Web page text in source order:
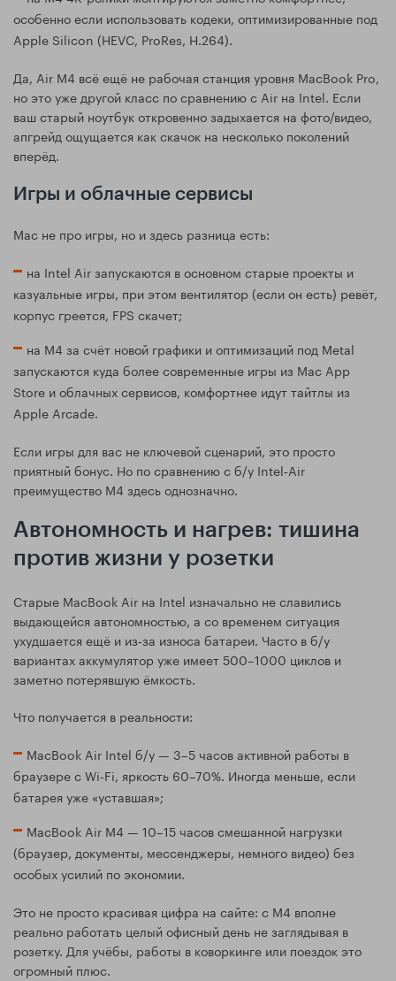
особенно если использовать кодеки, оптимизированные под
Apple Silicon (HEVC, ProRes, H.264).
Да, Air M4 всё ещё не рабочая станция уровня MacBook Pro,
но это уже другой класс по сравнению с Air на Intel. Если
ваш старый ноутбук откровенно задыхается на фото/видео,
апгрейд ощущается как скачок на несколько поколений
вперёд.
Игры и облачные сервисы
Mac не про игры, но и здесь разница есть:
на Intel Air запускаются в основном старые проекты и
казуальные игры, при этом вентилятор (если он есть) ревёт,
корпус греется, FPS скачет;
на M4 за счёт новой графики и оптимизаций под Metal
запускаются куда более современные игры из Mac App
Store и облачных сервисов, комфортнее идут тайтлы из
Apple Arcade.
Если игры для вас не ключевой сценарий, это просто
приятный бонус. Но по сравнению с б/у Intel‑Air
преимущество M4 здесь однозначно.
Автономность и нагрев: тишина
против жизни у розетки
Старые MacBook Air на Intel изначально не славились
выдающейся автономностью, а со временем ситуация
ухудшается ещё и из‑за износа батареи. Часто в б/у
вариантах аккумулятор уже имеет 500–1000 циклов и
заметно потерявшую ёмкость.
Что получается в реальности:
MacBook Air Intel б/у — 3–5 часов активной работы в
браузере с Wi‑Fi, яркость 60–70%. Иногда меньше, если
батарея уже «уставшая»;
MacBook Air M4 — 10–15 часов смешанной нагрузки
(браузер, документы, мессенджеры, немного видео) без
особых усилий по экономии.
Это не просто красивая цифра на сайте: с M4 вполне
реально работать целый офисный день не заглядывая в
розетку. Для учёбы, работы в коворкинге или поездок это
огромный плюс.